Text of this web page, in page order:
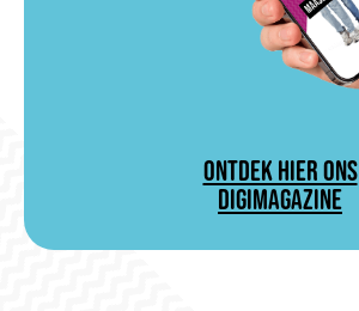
ONTDEK HIER ONS
DIGIMAGAZINE